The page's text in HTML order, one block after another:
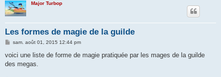
Major Turbop
Les formes de magie de la guilde
M
s
a
sam. août 01, 2015 12:44 pm
voici une liste de forme de magie pratiquée par les mages de la guilde
des megas.